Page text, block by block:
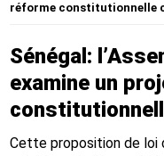
réforme constitutionnelle
Sénégal:
examine un
Cette proposition de loi